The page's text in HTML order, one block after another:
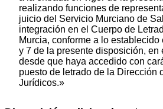
realizando funciones de
juicio del Servicio Murciano de
integración en el Cuerpo de
Murcia, conforme a lo
y 7 de la presente disposición, en
desde que haya accedido con
puesto de letrado de la Dirección
Jurídicos.»